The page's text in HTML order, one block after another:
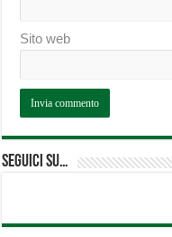
Sito web
Seguici su…